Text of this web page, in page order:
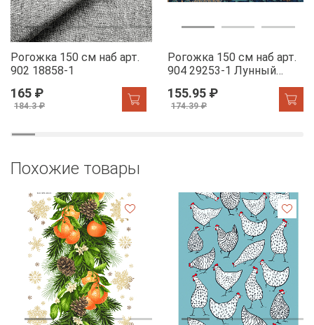
Рогожка 150 см наб арт.
902 18858-1
165 ₽
184.3 ₽
Рогожка 150 см наб арт.
904 29253-1 Лунный
155.95 ₽
174.39 ₽
Похожие товары